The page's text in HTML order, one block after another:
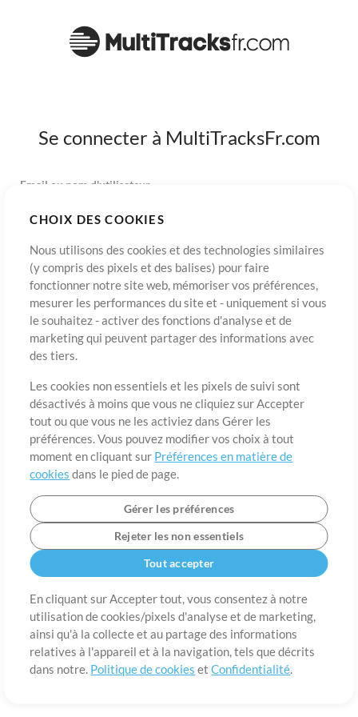
CHOIX DES COOKIES
Nous utilisons des cookies et des technologies similaires
(y compris des pixels et des balises) pour faire
fonctionner notre site web, mémoriser vos préférences,
mesurer les performances du site et - uniquement si vous
le souhaitez - activer des fonctions d'analyse et de
marketing qui peuvent partager des informations avec
des tiers.
Les cookies non essentiels et les pixels de suivi sont
désactivés à moins que vous ne cliquiez sur Accepter
tout ou que vous ne les activiez dans Gérer les
préférences. Vous pouvez modifier vos choix à tout
moment en cliquant sur Préférences en matière de
cookies dans le pied de page.
Gérer les préférences
Rejeter les non essentiels
Tout accepter
En cliquant sur Accepter tout, vous consentez à notre
utilisation de cookies/pixels d'analyse et de marketing,
ainsi qu'à la collecte et au partage des informations
relatives à l'appareil et à la navigation, tels que décrits
dans notre. Politique de cookies etConfidentialité.
Se connecter à MultiTracksFr.com
Email ou nom d'utilisateur
S’inscrireMot de passe oublié? Connexion
matière de cookies
Contact
©2006-2026 par MultiTracks LLC. Tous droits réservés.